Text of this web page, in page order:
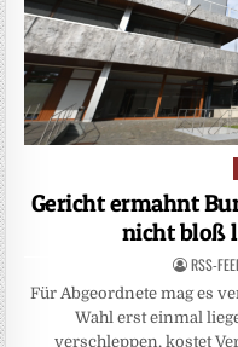
Gericht ermahnt
nicht bloß
RSS-
Für Abgeordnete mag es
Wahl erst einmal
verschleppen, kostet